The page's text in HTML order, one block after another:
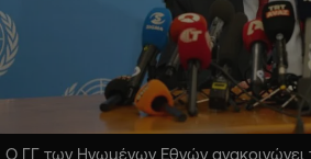
Ο ΓΓ των Ηνωμένων Εθνών ανακοινώνει